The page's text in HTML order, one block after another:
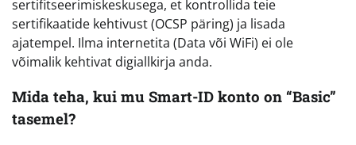
sertifitseerimiskeskusega, et kontrollida teie
sertifikaatide kehtivust (OCSP päring) ja lisada
ajatempel. Ilma internetita (Data või WiFi) ei ole
võimalik kehtivat digiallkirja anda.
Mida teha, kui mu Smart-ID konto on “Basic”
tasemel?